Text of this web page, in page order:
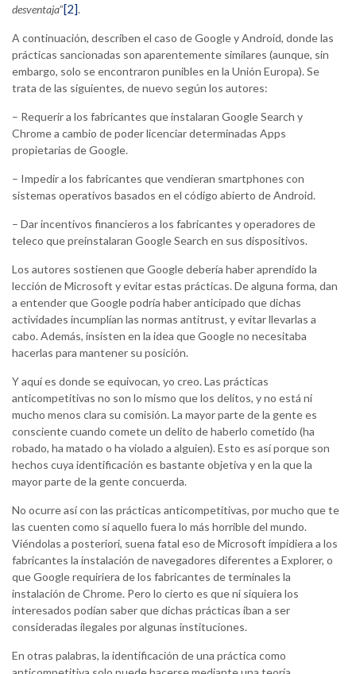
desventaja”[2].
A continuación, describen el caso de Google y Android, donde las
prácticas sancionadas son aparentemente similares (aunque, sin
embargo, solo se encontraron punibles en la Unión Europa). Se
trata de las siguientes, de nuevo según los autores:
– Requerir a los fabricantes que instalaran Google Search y
Chrome a cambio de poder licenciar determinadas Apps
propietarias de Google.
– Impedir a los fabricantes que vendieran smartphones con
sistemas operativos basados en el código abierto de Android.
– Dar incentivos financieros a los fabricantes y operadores de
teleco que preinstalaran Google Search en sus dispositivos.
Los autores sostienen que Google debería haber aprendido la
lección de Microsoft y evitar estas prácticas. De alguna forma, dan
a entender que Google podría haber anticipado que dichas
actividades incumplían las normas antitrust, y evitar llevarlas a
cabo. Además, insisten en la idea que Google no necesitaba
hacerlas para mantener su posición.
Y aquí es donde se equivocan, yo creo. Las prácticas
anticompetitivas no son lo mismo que los delitos, y no está ni
mucho menos clara su comisión. La mayor parte de la gente es
consciente cuando comete un delito de haberlo cometido (ha
robado, ha matado o ha violado a alguien). Esto es así porque son
hechos cuya identificación es bastante objetiva y en la que la
mayor parte de la gente concuerda.
No ocurre así con las prácticas anticompetitivas, por mucho que te
las cuenten como si aquello fuera lo más horrible del mundo.
Viéndolas a posteriori, suena fatal eso de Microsoft impidiera a los
fabricantes la instalación de navegadores diferentes a Explorer, o
que Google requiriera de los fabricantes de terminales la
instalación de Chrome. Pero lo cierto es que ni siquiera los
interesados podían saber que dichas prácticas iban a ser
consideradas ilegales por algunas instituciones.
En otras palabras, la identificación de una práctica como